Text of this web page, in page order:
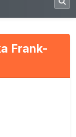
Frank-